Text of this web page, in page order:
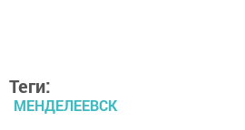
Теги:
МЕНДЕЛЕЕВСК